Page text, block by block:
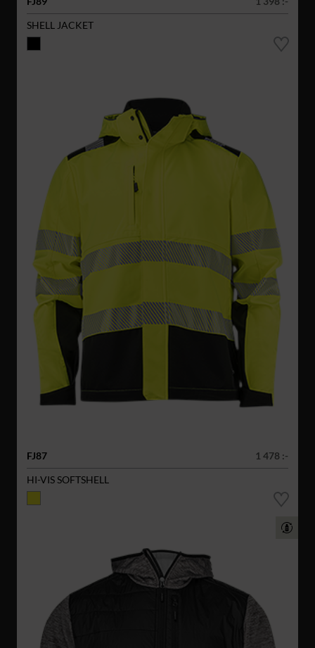
SHELL JACKET
FJ87
1 478 :-
HI-VIS SOFTSHELL